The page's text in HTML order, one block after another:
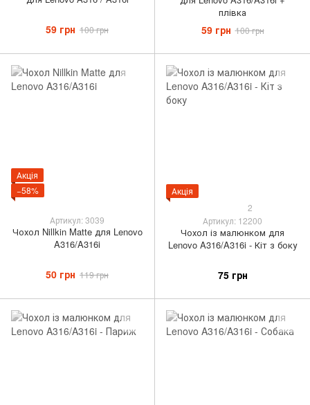
59 грн 100 грн
плівка
59 грн 100 грн
Акція
−58%
Артикул: 3039
Чохол Nillkin Matte для Lenovo
A316/A316i
50 грн 119 грн
Акція
2
Артикул: 12200
Чохол із малюнком для
Lenovo A316/A316i - Кіт з боку
75 грн